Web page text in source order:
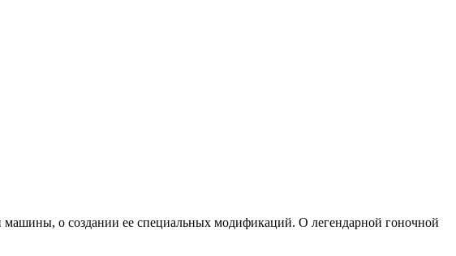
о создании ее специальных модификаций. О легендарной гоночной